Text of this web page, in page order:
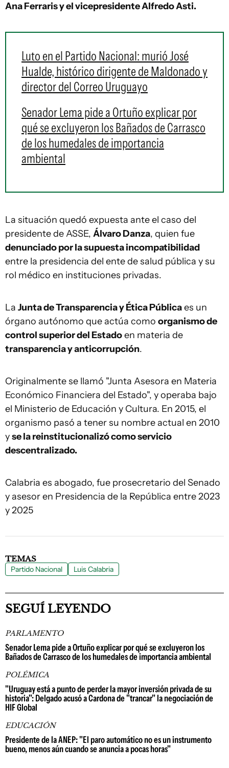
Ana Ferraris y el vicepresidente Alfredo Asti.
Luto en el Partido Nacional: murió José
Hualde, histórico dirigente de Maldonado y
director del Correo Uruguayo
Senador Lema pide a Ortuño explicar por
qué se excluyeron los Bañados de Carrasco
de los humedales de importancia
ambiental
La situación quedó expuesta ante el caso del
presidente de ASSE, Álvaro Danza, quien fue
denunciado por la supuesta incompatibilidad
entre la presidencia del ente de salud pública y su
rol médico en instituciones privadas.
La Junta de Transparencia y Ética Públicaes un
órgano autónomo que actúa como organismo de
control superior del Estadoen materia de
transparencia y anticorrupción.
Originalmente se llamó "Junta Asesora en Materia
Económico Financiera del Estado", y operaba bajo
el Ministerio de Educación y Cultura. En 2015, el
organismo pasó a tener su nombre actual en 2010
yse la reinstitucionalizó como servicio
descentralizado.
Calabria es abogado, fue prosecretario del Senado
y asesor en Presidencia de la República entre 2023
y 2025
TEMAS
Partido Nacional Luis Calabria
SEGUÍ LEYENDO
PARLAMENTO
Senador Lema pide a Ortuño explicar por qué se excluyeron los
Bañados de Carrasco de los humedales de importancia ambiental
POLÉMICA
"Uruguay está a punto de perder la mayor inversión privada de su
historia": Delgado acusó a Cardona de "trancar" la negociación de
HIF Global
EDUCACIÓN
Presidente de la ANEP: "El paro automático no es un instrumento
bueno, menos aún cuando se anuncia a pocas horas"